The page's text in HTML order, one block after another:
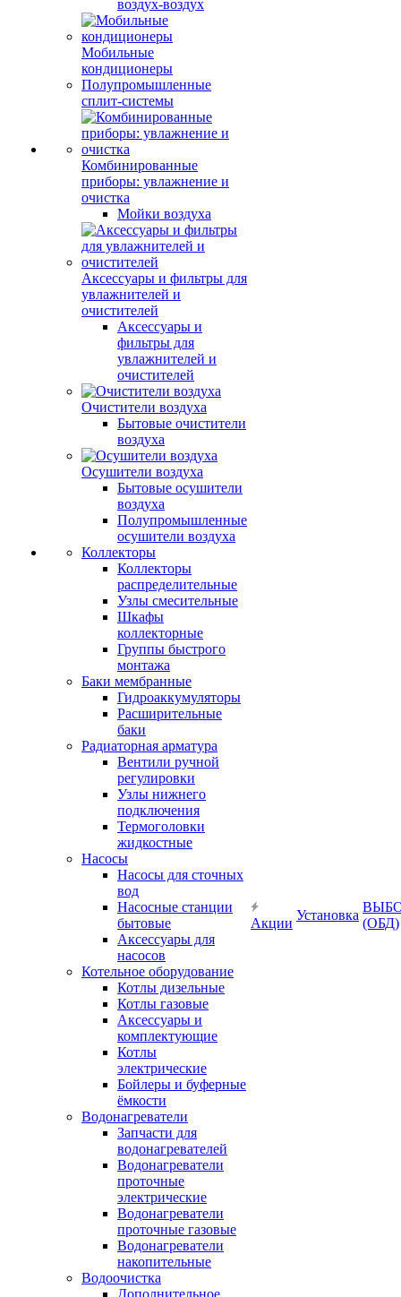
воздух-воздух
Мобильные
кондиционеры
Полупромышленные
сплит-системы
Комбинированные
приборы: увлажнение и
очистка
Мойки воздуха
Аксессуары и фильтры для
увлажнителей и
очистителей
Аксессуары и
фильтры для
увлажнителей и
очистителей
Очистители воздуха
Бытовые очистители
воздуха
Осушители воздуха
Бытовые осушители
воздуха
Полупромышленные
осушители воздуха
Коллекторы
Коллекторы
распределительные
Узлы смесительные
Шкафы
коллекторные
Группы быстрого
монтажа
Баки мембранные
Гидроаккумуляторы
Расширительные
баки
Радиаторная арматура
Вентили ручной
регулировки
Узлы нижнего
подключения
Термоголовки
жидкостные
Насосы
Насосы для сточных
вод
Насосные станции
бытовые
Аксессуары для
насосов
Котельное оборудование
Котлы дизельные
Котлы газовые
Аксессуары и
комплектующие
Котлы
электрические
Бойлеры и буферные
ёмкости
Водонагреватели
Запчасти для
водонагревателей
Водонагреватели
проточные
электрические
Водонагреватели
проточные газовые
Водонагреватели
накопительные
Водоочистка
Дополнительное
Акции
Установка
(ОБД)